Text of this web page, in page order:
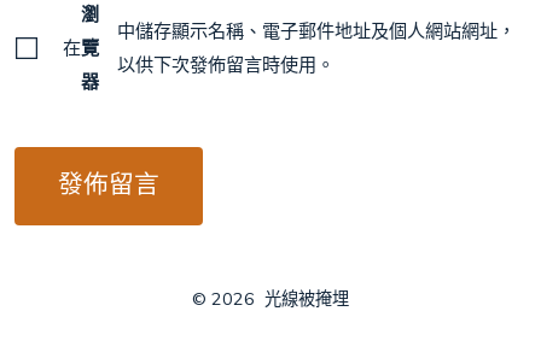
在
瀏
覽
器
中儲存顯示名稱、電子郵件地址及個人網站網址，
以供下次發佈留言時使用。
© 2026 光線被掩埋